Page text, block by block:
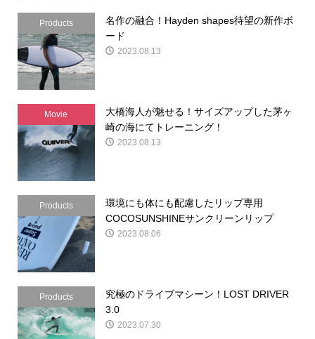
Products
名作の融合！Hayden shapes待望の新作ボ
ード
2023.08.13
Movie
大橋海人が魅せる！サイズアップした茅ヶ
崎の海にてトレーニング！
2023.08.13
Products
環境にも体にも配慮したリップ専用
COCOSUNSHINEサンクリーンリップ
2023.08.06
Products
究極のドライブマシーン！LOST DRIVER
3.0
2023.07.30